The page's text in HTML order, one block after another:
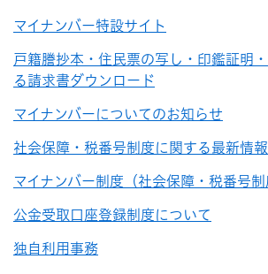
マイナンバー特設サイト
戸籍謄抄本・住民票の写し・印鑑証明
る請求書ダウンロード
マイナンバーについてのお知らせ
社会保障・税番号制度に関する最新情
マイナンバー制度（社会保障・税番号制
公金受取口座登録制度について
独自利用事務